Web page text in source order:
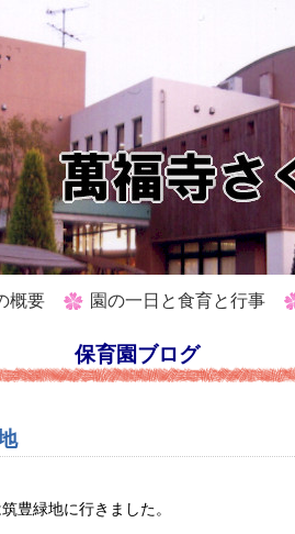
概要 園の一日と食育と行事
保育園ブログ
豊緑地に行きました。